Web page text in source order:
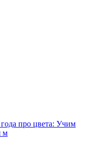
про цвета: Учим
м